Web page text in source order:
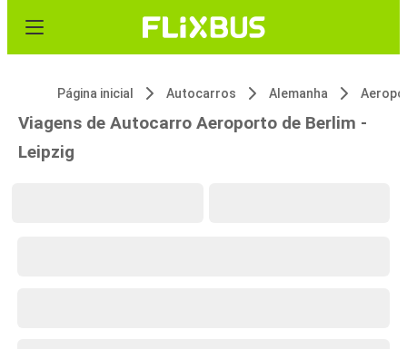
Página inicial Autocarros Alemanha
Viagens de Autocarro Aeroporto de Berlim -
Leipzig